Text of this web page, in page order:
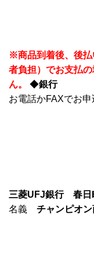
※商品到着後、後払
者負担）でお支払
ん。 ◆銀行
お電話かFAXでお申
三菱UFJ銀行 春
名義 チャンピオ